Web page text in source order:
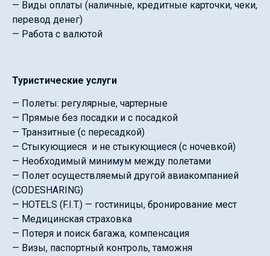
— Виды оплаты (наличные, кредитные карточки, чеки,
перевод денег)
— Работа с валютой
Туристические услуги
— Полеты: регулярные, чартерные
— Прямые без посадки и с посадкой
— Транзитные (с пересадкой)
— Стыкующиеся и не стыкующиеся (с ночевкой)
— Необходимый минимум между полетами
— Полет осуществляемый другой авиакомпанией
(CODESHARING)
— HOTELS (F.I.T.) — гостиницы, бронирование мест
— Медицинская страховка
— Потеря и поиск багажа, компенсация
— Визы, паспортный контроль, таможня